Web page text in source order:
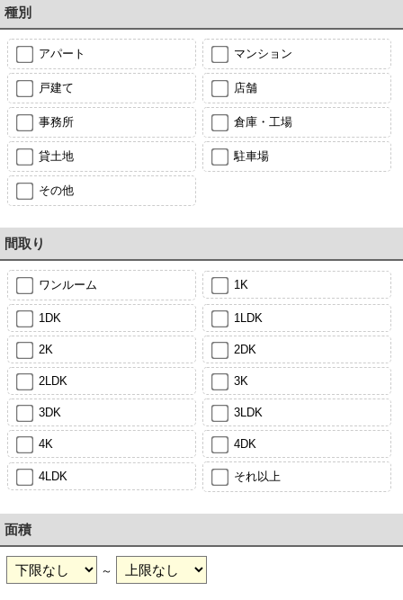
種別
アパート マンション
戸建て 店舗
事務所 倉庫・工場
貸土地 駐車場
その他
間取り
ワンルーム 1K
1DK 1LDK
2K 2DK
2LDK 3K
3DK 3LDK
4K 4DK
4LDK それ以上
面積
～